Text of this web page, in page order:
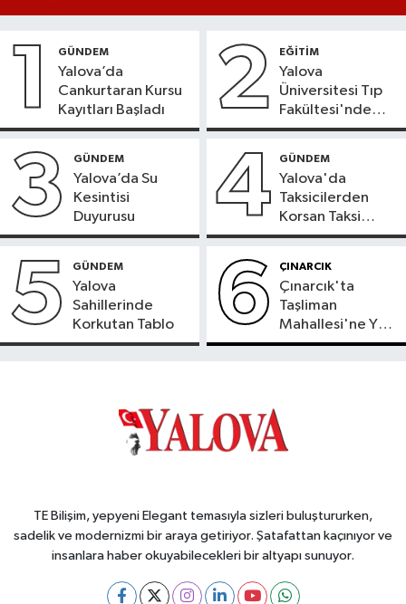
1 GÜNDEM
Yalova’da
Cankurtaran Kursu
Kayıtları Başladı
2 EĞİTİM
Yalova
Üniversitesi Tıp
Fakültesi'nde
Yeni Dönem
3 GÜNDEM
Yalova’da Su
Kesintisi
Duyurusu
4 GÜNDEM
Yalova'da
Taksicilerden
Korsan Taksi
Tepkisi
5 GÜNDEM
Yalova
Sahillerinde
Korkutan Tablo
6 ÇINARCIK
Çınarcık'ta
Taşliman
Mahallesi'ne Yeni
Ortak ATM
TE Bilişim, yepyeni Elegant temasıyla sizleri buluştururken,
sadelik ve modernizmi bir araya getiriyor. Şatafattan kaçınıyor ve
insanlara haber okuyabilecekleri bir altyapı sunuyor.